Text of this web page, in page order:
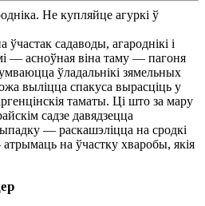
садаводы, агароднікі і
— асноўная віна таму — пагоня
ўладальнікі зямельных
выліцца спакуса вырасціць у
таматы. Ці што за мару
садзе давядзецца
— раскашэліцца на сродкі
на ўчастку хваробы, якія